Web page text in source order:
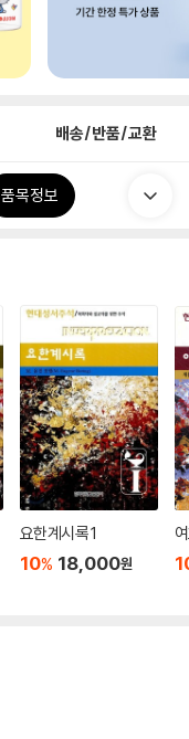
배송/반품/교환
품목정보
요한계시록 1
10% 18,000원